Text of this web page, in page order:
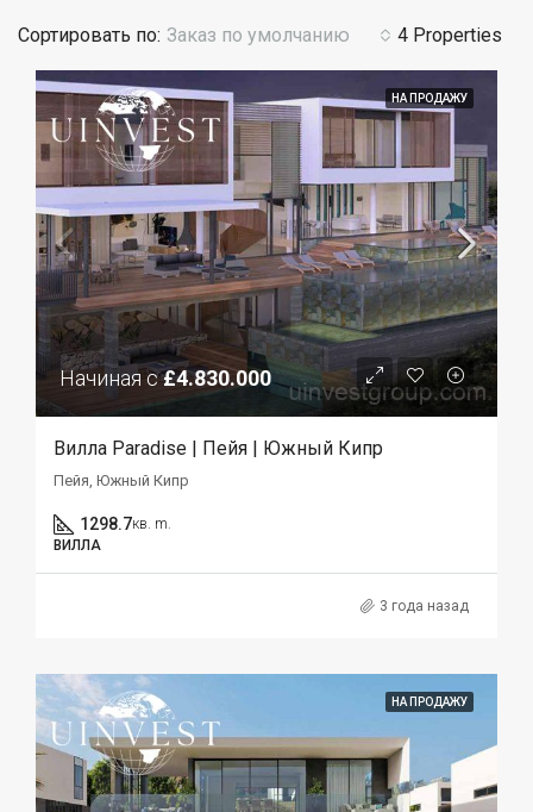
4 Properties
Сортировать по: Заказ по умолчанию
НА ПРОДАЖУ
Начиная с£4.830.000
Вилла Paradise | Пейя | Южный Кипр
Пейя, Южный Кипр
1298.7кв. m.
ВИЛЛА
3 года назад
НА ПРОДАЖУ